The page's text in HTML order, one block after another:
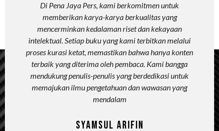
Di Pena Jaya Pers, kami berkomitmen untuk
memberikan karya-karya berkualitas yang
mencerminkan kedalaman riset dan kekayaan
intelektual. Setiap buku yang kami terbitkan melalui
proses kurasi ketat, memastikan bahwa hanya konten
terbaik yang diterima oleh pembaca. Kami bangga
mendukung penulis-penulis yang berdedikasi untuk
memajukan ilmu pengetahuan dan wawasan yang
mendalam
Syamsul Arifin